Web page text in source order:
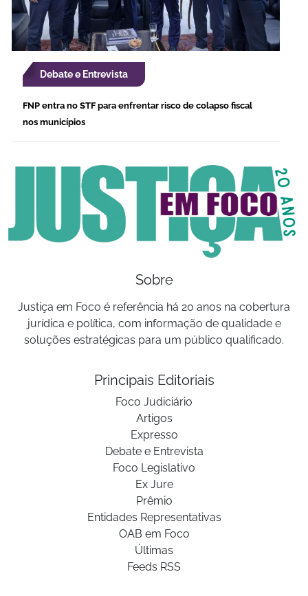
Debate e Entrevista
FNP entra no STF para enfrentar risco de colapso fiscal
nos municípios
Sobre
Justiça em Foco é referência há 20 anos na cobertura
jurídica e política, com informação de qualidade e
soluções estratégicas para um público qualificado.
Principais Editoriais
Foco Judiciário
Artigos
Expresso
Debate e Entrevista
Foco Legislativo
Ex Jure
Prêmio
Entidades Representativas
OAB em Foco
Últimas
Feeds RSS